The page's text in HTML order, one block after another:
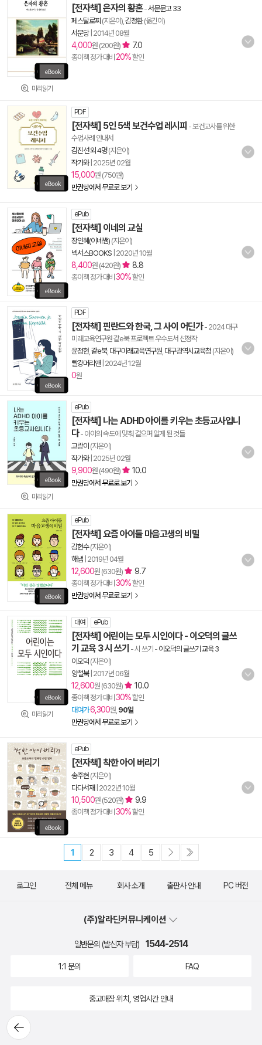
미리읽기
[전자책] 은자의 황혼-서문문고 33
페스탈로찌 (지은이), 김정환(옮긴이)
서문당| 2014년 08월
4,000원 (200원) 7.0
종이책 정가 대비 20%할인
PDF
[전자책] 5인 5색 보건수업 레시피 - 보건교사를 위한
수업사례 안내서
김진선 외 4명(지은이)
작가와| 2025년 02월
15,000원 (750원)
만권당에서 무료로 보기
ePub
[전자책] 이네의 교실
장인혜(이네쌤) (지은이)
넥서스BOOKS 2020년 10월
8,400원 (420원) 8.8
종이책 정가 대비 30%할인
PDF
[전자책] 핀란드와 한국, 그 사이 어딘가- 2024 대구
미래교육연구원 같e북 프로젝트 우수도서 선정작
윤정현 같e북, 대구미래교육연구원 대구광역시교육청 (지은이)
빨강머리앤| 2024년 12월
0원
미리읽기
ePub
[전자책] 나는 ADHD 아이를 키우는 초등교사입니
다- 아이의 속도에 맞춰 걸으며 알게 된 것들
고랑이 (지은이)
작가와| 2025년 02월
9,900원 (490원) 10.0
만권당에서 무료로 보기
ePub
[전자책] 요즘 아이들 마음고생의 비밀
김현수(지은이)
해냄 2019년 04월
12,600원 (630원) 9.7
종이책 정가 대비 30%할인
만권당에서 무료로 보기
미리읽기
대여 ePub
[전자책] 어린이는 모두 시인이다 - 이오덕의 글쓰
기 교육 3 시 쓰기 - 시 쓰기 - 이오덕의 글쓰기 교육 3
이오덕 (지은이)
양철북| 2017년 06월
12,600원 (630원) 10.0
종이책 정가 대비 30%할인
대여가6,300원, 90일
만권당에서 무료로 보기
ePub
[전자책] 착한 아이 버리기
송주현 (지은이)
다다서재 2022년 10월
10,500원 (520원) 9.9
종이책 정가 대비 30%할인
1 2 3 4 5
뒤로가
기
로그인 전체 메뉴 회사 소개 출판사 안내 PC 버전
(주)알라딘커뮤니케이션
일반문의 (발신자 부담) 1544-2514
1:1 문의 FAQ
중고매장 위치, 영업시간 안내